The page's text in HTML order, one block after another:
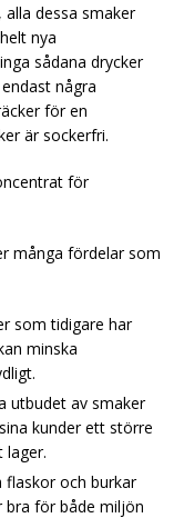
dessa smaker
nya
sådana drycker
några
för en
är sockerfri.
för
många fördelar som
som tidigare har
minska
utbudet av smaker
kunder ett större
lager.
flaskor och burkar
bra för både miljön